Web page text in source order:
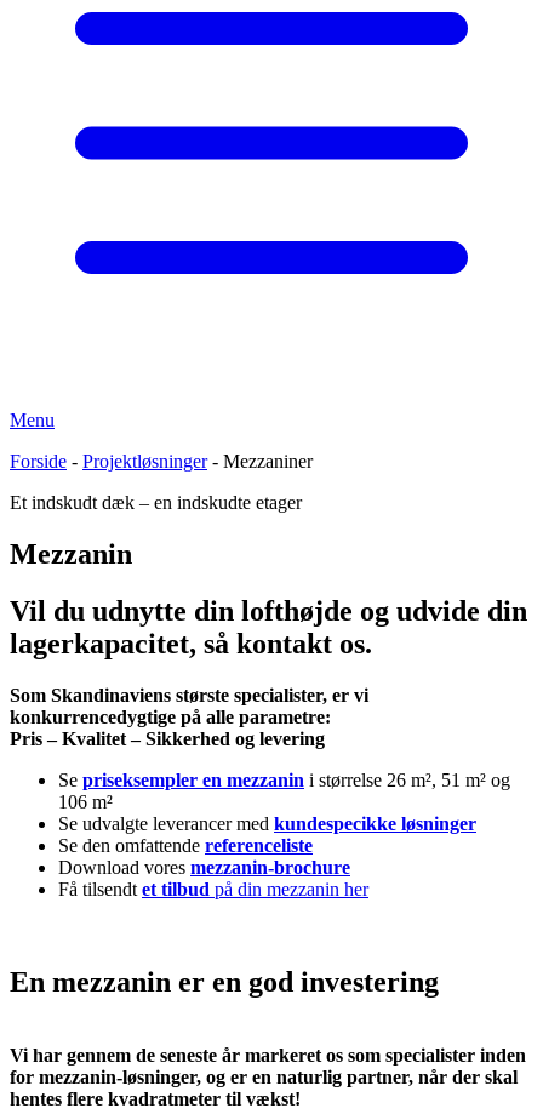
Menu
Forside - Projektløsninger- Mezzaniner
Et indskudt dæk – en indskudte etager
Mezzanin
Vil du udnytte din lofthøjde og udvide din
lagerkapacitet, så kontakt os.
Som Skandinaviens største specialister, er vi
konkurrencedygtige på alle parametre:
Pris – Kvalitet – Sikkerhed og levering
Se priseksempler en mezzanin i størrelse 26 m², 51 m² og
106 m²
Se udvalgte leverancer med kundespecikke løsninger
Se den omfattende referenceliste
Download vores mezzanin-brochure
Få tilsendt et tilbud på din mezzanin her
En mezzanin er en god investering
Vi har gennem de seneste år markeret os som specialister inden
for mezzanin-løsninger, og er en naturlig partner, når der skal
hentes flere kvadratmeter til vækst!